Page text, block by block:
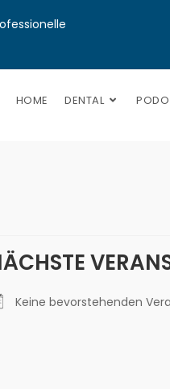
HOME DENTAL
Keine bevorstehenden